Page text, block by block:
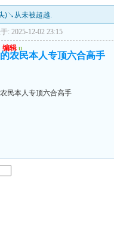
)↘从未被超越.
: 2025-12-02 23:15
编辑 u
农民本人专顶六合高手
民本人专顶六合高手